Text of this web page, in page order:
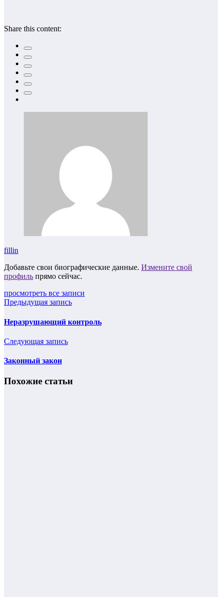
Share this content:
fillin
Добавьте свои биографические данные. Измените свой
профиль прямо сейчас.
просмотреть все записи
Предыдущая запись
Неразрушающий контроль
Следующая запись
Законный закон
Похожие статьи